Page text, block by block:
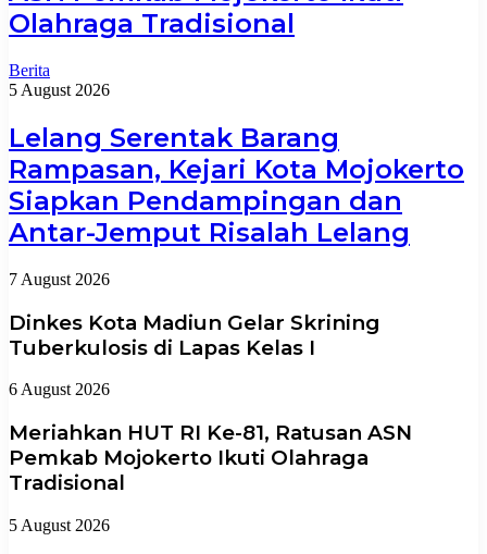
Olahraga Tradisional
Berita
5 August 2026
Lelang Serentak Barang
Rampasan, Kejari Kota Mojokerto
Siapkan Pendampingan dan
Antar-Jemput Risalah Lelang
7 August 2026
Dinkes Kota Madiun Gelar Skrining
Tuberkulosis di Lapas Kelas I
6 August 2026
Meriahkan HUT RI Ke-81, Ratusan ASN
Pemkab Mojokerto Ikuti Olahraga
Tradisional
5 August 2026